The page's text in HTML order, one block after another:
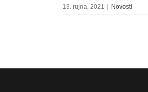
13. rujna, 2021 | Novosti